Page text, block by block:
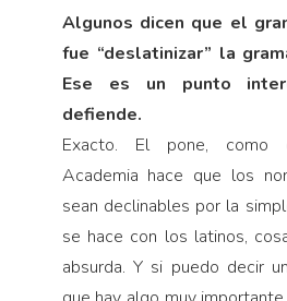
Algunos dicen que el
fue “deslatinizar” la
Ese es un punto
defiende.
Exacto. El pone, como
Academia hace que los
sean declinables por la
se hace con los latinos,
absurda. Y si puedo decir